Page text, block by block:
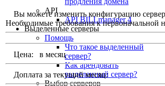
API
API BILLmanager 4
Выделенные серверы
Помощь
Что такое выделенный
сервер?
Как арендовать
выделенный сервер?
Выбор серверов
Вы можете изменить конфигурацию
Необходимые требования к первоначальной
Цена: в месяц
Доплата за текущий месяц: